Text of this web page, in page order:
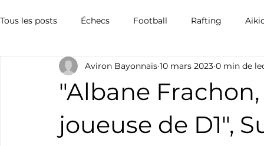
Tous les posts Échecs Football Rafting
Omnisports Partenariat Pelote Pentathlon
Triathlon
"Albane
joueuse de D1",
Aviron Bayonnais 10 mars 2023 0 min de